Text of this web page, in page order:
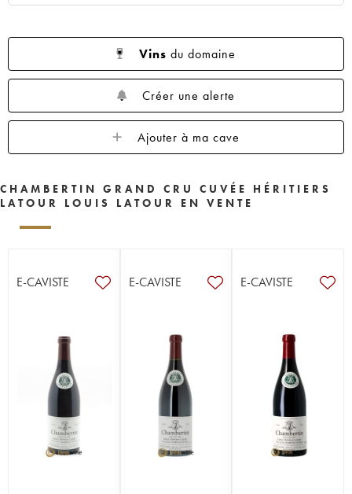
Vins du domaine
Créer une alerte
Ajouter à ma cave
CHAMBERTIN GRAND CRU CUVÉE HÉRITIERS
LATOUR LOUIS LATOUR EN VENTE
E-CAVISTE E-CAVISTE E-CAVISTE